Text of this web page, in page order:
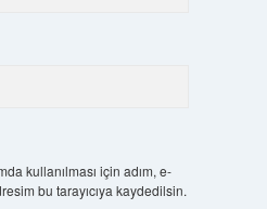
kullanılması için adım, e-
bu tarayıcıya kaydedilsin.